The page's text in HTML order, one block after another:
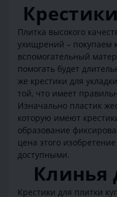
Плитка высокого
ухищрений – покупаем
вспомогательный
помогать будет
же крестики для
той, что имеет
Изначально пластик
которую имеют
образование
цена этого
доступными.
Клинья
Крестики для плитки